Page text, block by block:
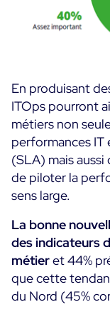
En produisant
ITOps pourront
métiers non
performances IT
(SLA) mais
de piloter la
sens large.
La bonne
des indicateurs
métieret 44%
que cette
du Nord (45%